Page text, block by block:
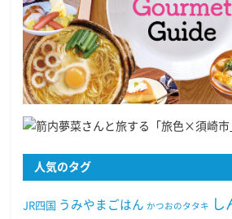
人気のタグ
JR四国 うみやまごはん かつおのタタキ し